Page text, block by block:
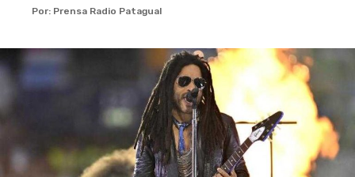
Por: Prensa Radio Patagual